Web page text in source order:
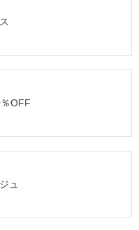
OFF
ュ